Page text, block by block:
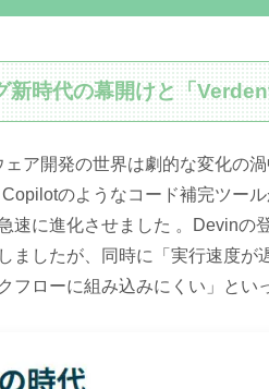
新時代の幕開けと「
ア開発の世界は劇的な変化の
のようなコード補完ツー
速に進化させました 。Devinの
ましたが、同時に「実行速度が
フローに組み込みにくい」とい